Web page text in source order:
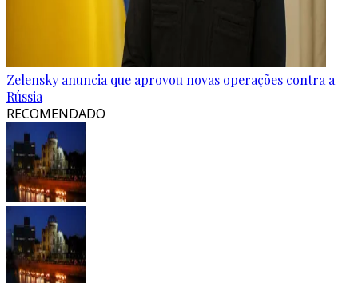
Zelensky anuncia que aprovou novas operações contra a
Rússia
RECOMENDADO